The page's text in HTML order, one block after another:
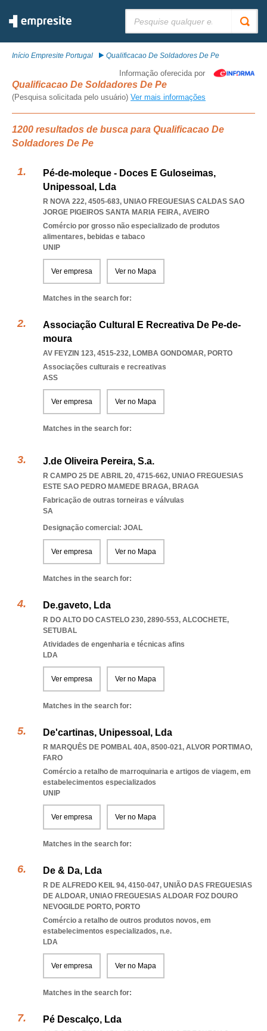
Início Empresite Portugal Qualificacao De Soldadores De Pe
Informação oferecida por
Qualificacao De Soldadores De Pe
(Pesquisa solicitada pelo usuário) Ver mais informações
1200 resultados de busca para Qualificacao De
Soldadores De Pe
Pé-de-moleque - Doces E Guloseimas,
Unipessoal, Lda
R NOVA 222, 4505-683, UNIAO FREGUESIAS CALDAS SAO
JORGE PIGEIROS SANTA MARIA FEIRA, AVEIRO
Comércio por grosso não especializado de produtos
alimentares, bebidas e tabaco
UNIP
Ver empresa Ver no Mapa
Matches in the search for:
Associação Cultural E Recreativa De Pe-de-
moura
AV FEYZIN 123, 4515-232, LOMBA GONDOMAR, PORTO
Associações culturais e recreativas
ASS
Ver empresa Ver no Mapa
Matches in the search for:
J.de Oliveira Pereira, S.a.
R CAMPO 25 DE ABRIL 20, 4715-662, UNIAO FREGUESIAS
ESTE SAO PEDRO MAMEDE BRAGA, BRAGA
Fabricação de outras torneiras e válvulas
SA
Designação comercial: JOAL
Ver empresa Ver no Mapa
Matches in the search for:
De.gaveto, Lda
R DO ALTO DO CASTELO 230, 2890-553, ALCOCHETE,
SETUBAL
Atividades de engenharia e técnicas afins
LDA
Ver empresa Ver no Mapa
Matches in the search for:
De'cartinas, Unipessoal, Lda
R MARQUÊS DE POMBAL 40A, 8500-021, ALVOR PORTIMAO,
FARO
Comércio a retalho de marroquinaria e artigos de viagem, em
estabelecimentos especializados
UNIP
Ver empresa Ver no Mapa
Matches in the search for:
De & Da, Lda
R DE ALFREDO KEIL 94, 4150-047, UNIÃO DAS FREGUESIAS
DE ALDOAR, UNIAO FREGUESIAS ALDOAR FOZ DOURO
NEVOGILDE PORTO, PORTO
Comércio a retalho de outros produtos novos, em
estabelecimentos especializados, n.e.
LDA
Ver empresa Ver no Mapa
Matches in the search for:
Pé Descalço, Lda